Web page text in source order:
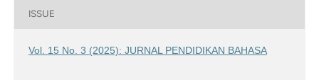
ISSUE
Vol. 15 No. 3 (2025): JURNAL PENDIDIKAN BAHASA